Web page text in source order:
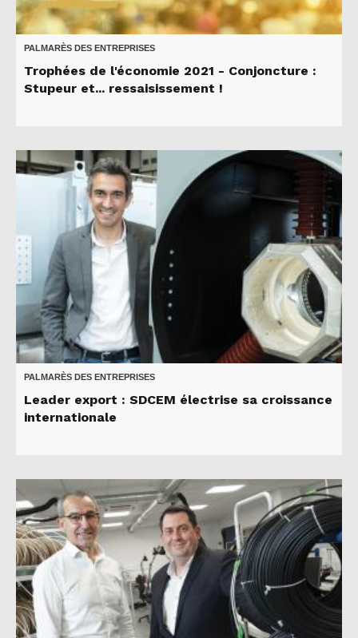
PALMARÈS DES ENTREPRISES
Trophées de l'économie 2021 - Conjoncture :
Stupeur et... ressaisissement !
PALMARÈS DES ENTREPRISES
Leader export : SDCEM électrise sa croissance
internationale